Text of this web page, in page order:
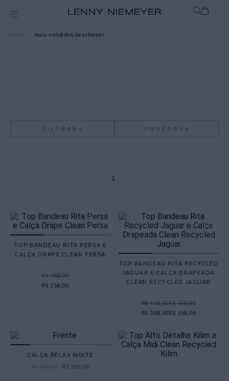
mais-vendidos-beachwear
FILTRAR ORDENAR
1
TOP BANDEAU RITA PERSA E
CALÇA DRAPE CLEAN PERSA
R$ 458,00
R$ 258,00
-
TOP BANDEAU RITA RECYCLED
JAGUAR E CALÇA DRAPEADA
CLEAN RECYCLED JAGUAR
R$ 498,00
R$ 398,00
R$ 358,00
R$ 198,00
CALÇA RELAX NOITE
R$ 298 00